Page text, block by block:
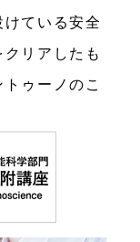
ている安全
リアしたも
ゥーノのこ